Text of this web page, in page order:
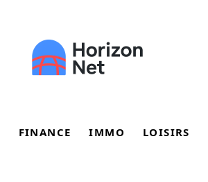
FINANCE IMMO LOISIRS